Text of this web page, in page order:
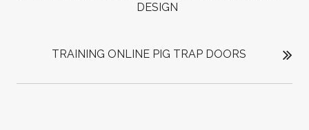
DESIGN
TRAINING ONLINE PIG TRAP DOORS